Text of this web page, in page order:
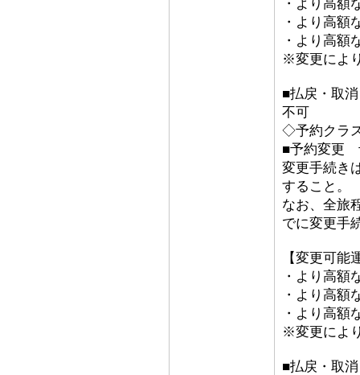
・より高額
・より高額
・より高額
※変更によ
■払戻・取消
不可
◇予約クラ
■予約変更
変更手続き
すること。
なお、全旅
でに変更手
【変更可能
・より高額
・より高額
・より高額
※変更によ
■払戻・取